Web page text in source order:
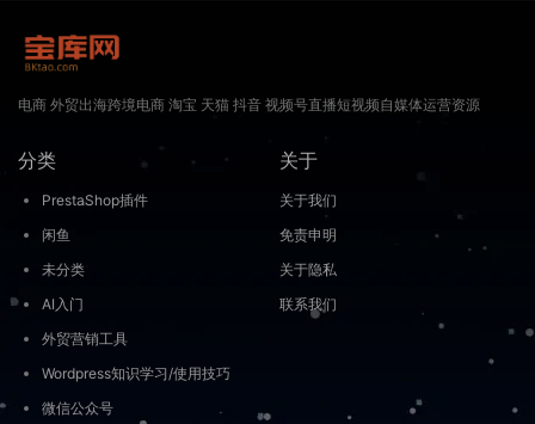
电商 外贸出海跨境电商 淘宝 天猫 抖音 视频号直播短视频自媒体运营资源
分类
PrestaShop插件
闲鱼
未分类
AI入门
外贸营销工具
Wordpress知识学习/使用技巧
微信公众号
关于
关于我们
免责申明
关于隐私
联系我们